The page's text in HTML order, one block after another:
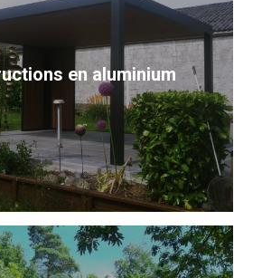
en aluminium